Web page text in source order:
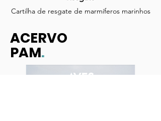
Cartilha de resgate de marmíferos marinhos
ACERVO
PAM.